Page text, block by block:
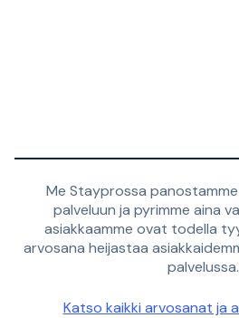
Me Stayprossa
palveluun ja pyrimme aina
asiakkaamme ovat todella
arvosana heijastaa
palvelussa.
Katso kaikki arvosanat ja